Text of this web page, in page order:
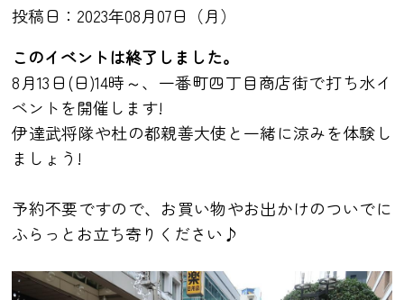
投稿日：2023年08月07日（月）
このイベントは終了しました。
8月13日(日)14時～、一番町四丁目商店街で打ち水イ
ベントを開催します!
伊達武将隊や杜の都親善大使と一緒に涼みを体験し
ましょう!
予約不要ですので、お買い物やお出かけのついでに
ふらっとお立ち寄りください♪